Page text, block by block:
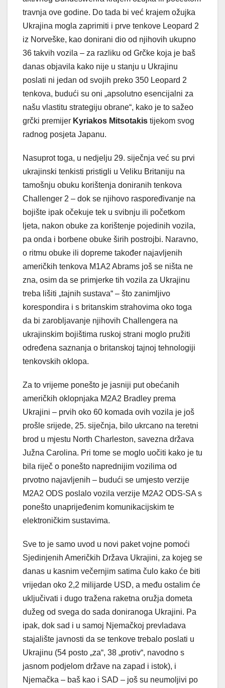
travnja ove godine. Do tada bi već krajem ožujka
Ukrajina mogla zaprimiti i prve tenkove Leopard 2
iz Norveške, kao donirani dio od njihovih ukupno
36 takvih vozila – za razliku od Grčke koja je baš
danas objavila kako nije u stanju u Ukrajinu
poslati ni jedan od svojih preko 350 Leopard 2
tenkova, budući su oni „apsolutno esencijalni za
našu vlastitu strategiju obrane“, kako je to sažeo
grčki premijer Kyriakos Mitsotakis tijekom svog
radnog posjeta Japanu.
Nasuprot toga, u nedjelju 29. siječnja već su prvi
ukrajinski tenkisti pristigli u Veliku Britaniju na
tamošnju obuku korištenja doniranih tenkova
Challenger 2 – dok se njihovo raspoređivanje na
bojište ipak očekuje tek u svibnju ili početkom
ljeta, nakon obuke za korištenje pojedinih vozila,
pa onda i borbene obuke širih postrojbi. Naravno,
o ritmu obuke ili dopreme također najavljenih
američkih tenkova M1A2 Abrams još se ništa ne
zna, osim da se primjerke tih vozila za Ukrajinu
treba lišiti „tajnih sustava“ – što zanimljivo
korespondira i s britanskim strahovima oko toga
da bi zarobljavanje njihovih Challengera na
ukrajinskim bojištima ruskoj strani moglo pružiti
određena saznanja o britanskoj tajnoj tehnologiji
tenkovskih oklopa.
Za to vrijeme ponešto je jasniji put obećanih
američkih oklopnjaka M2A2 Bradley prema
Ukrajini – prvih oko 60 komada ovih vozila je još
prošle srijede, 25. siječnja, bilo ukrcano na teretni
brod u mjestu North Charleston, savezna država
Južna Carolina. Pri tome se moglo uočiti kako je tu
bila riječ o ponešto naprednijim vozilima od
prvotno najavljenih – budući se umjesto verzije
M2A2 ODS poslalo vozila verzije M2A2 ODS-SA s
ponešto unaprijeđenim komunikacijskim te
elektroničkim sustavima.
Sve to je samo uvod u novi paket vojne pomoći
Sjedinjenih Američkih Država Ukrajini, za kojeg se
danas u kasnim večernjim satima čulo kako će biti
vrijedan oko 2,2 milijarde USD, a među ostalim će
uključivati i dugo tražena raketna oružja dometa
dužeg od svega do sada doniranoga Ukrajini. Pa
ipak, dok sad i u samoj Njemačkoj prevladava
stajalište javnosti da se tenkove trebalo poslati u
Ukrajinu (54 posto „za“, 38 „protiv“, navodno s
jasnom podjelom države na zapad i istok), i
Njemačka – baš kao i SAD – još su neumoljivi po